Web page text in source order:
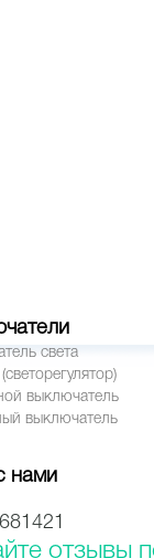
света
выключатель
выключатель
нами